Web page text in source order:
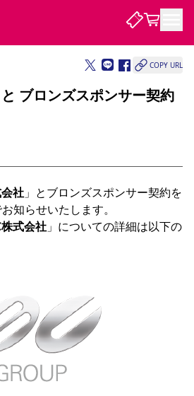
ル メディア情報 アクセス レディース
ヤー 歴代所属選手
ール 価格・席種 購入方法
ンシート 福祉サービス
ス リセールサービス
いな
応援商店街
SDGsのゴール
LEAGUES
婚姻届・出生届・命名書
ケット イベント ファンクラブ
スポーツクラブ メディア
COPY URL
と ブロンズスポンサー契約
社 」とブロンズスポンサー契約を
知らせいたします。
株式会社 」についての詳細は以下の